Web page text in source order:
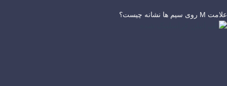
علامت M روی سیم ها نشانه چیست؟